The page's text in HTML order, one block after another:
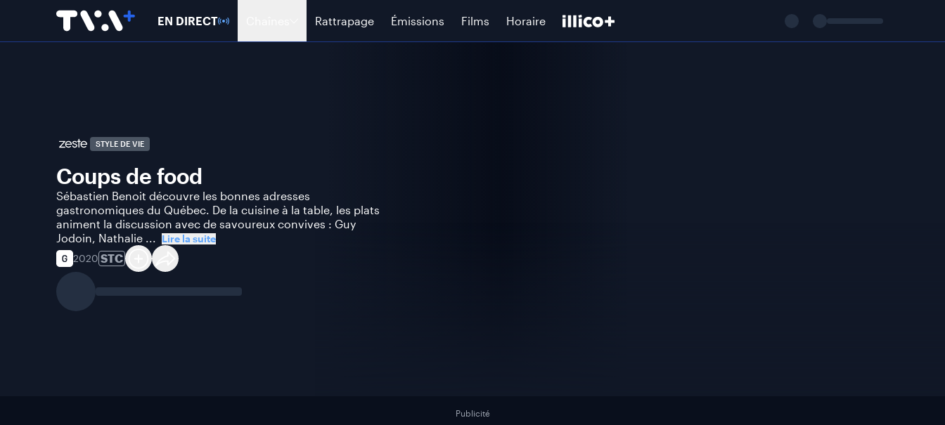
EN DIRECT Rattrapage Émissions Films Horaire
STYLE DE VIE
Coups de food
Sébastien Benoit découvre les bonnes adresses
gastronomiques du Québec. De la cuisine à la table, les plats
animent la discussion avec de savoureux convives : Guy
Jodoin, Nathalie ... Lire la suite
2020 STC
Publicité